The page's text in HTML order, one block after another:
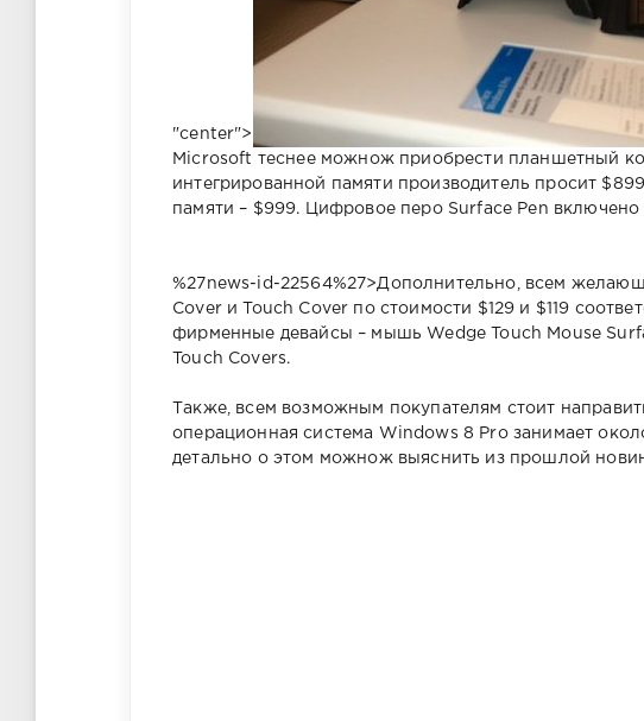
"center">
Microsoft теснее можнож приобрести планшетный
интегрированной памяти производитель просит
памяти – $999. Цифровое перо Surface Pen включено
%27news-id-22564%27>Дополнительно, всем
Cover и Touch Cover по стоимости $129 и $119
фирменные девайсы – мышь Wedge Touch Mouse
Touch Covers.
Также, всем возможным покупателям стоит
операционная система Windows 8 Pro занимает
детально о этом можнож выяснить из прошлой